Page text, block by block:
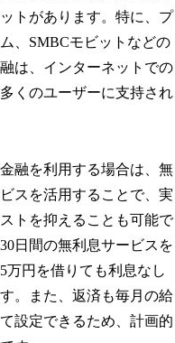
トがあります。特に、プ
、SMBCモビットなどの
は、インターネットでの
くのユーザーに支持され
融を利用する場合は、無
スを活用することで、実
トを抑えることも可能で
日間の無利息サービスを
万円を借りても利息なし
。また、返済も毎月の給
設定できるため、計画的